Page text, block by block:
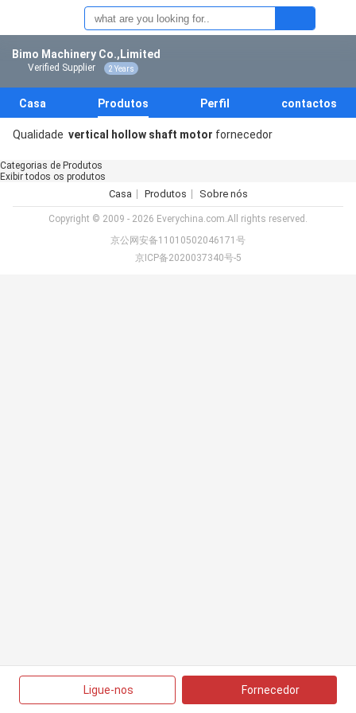
Bimo Machinery Co.,Limited
Verified Supplier 2 Years
Casa Produtos Perfil contactos
Qualidade vertical hollow shaft motor fornecedor
Categorias de Produtos
Exibir todos os produtos
Ligue-nos Fornecedor
Casa Produtos Sobre nós
Copyright © 2009 - 2026 Everychina.com.All rights reserved.
京公网安备11010502046171号
京ICP备2020037340号-5